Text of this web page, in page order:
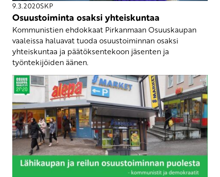
9.3.2020SKP
Osuustoiminta osaksi yhteiskuntaa
Kommunistien ehdokkaat Pirkanmaan Osuuskaupan
vaaleissa haluavat tuoda osuustoiminnan osaksi
yhteiskuntaa ja päätöksentekoon jäsenten ja
työntekijöiden äänen.